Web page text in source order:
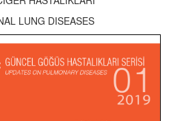
LUNG DISEASES